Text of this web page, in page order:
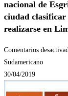
nacional de
ciudad clasificar
realizarse en
Comentarios
Sudamericano
30/04/2019